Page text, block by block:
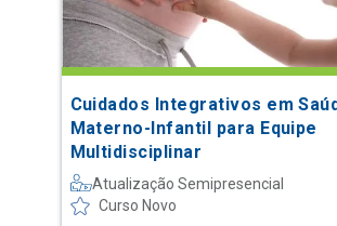
Cuidados Integrativos em
Materno-Infantil para Equipe
Multidisciplinar
Atualização Semipresencial
Curso Novo